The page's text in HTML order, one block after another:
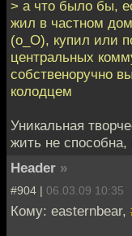
> а что было бы,
жил в частном
(о_О), купил или
центральных
собственоручно
колодцем
Уникальная
жить не
Header »
#904 | 06.03.09 10:35
Кому: easternbear,